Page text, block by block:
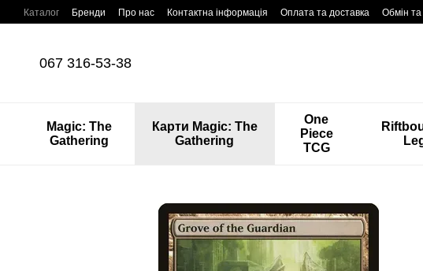
Перейти до основного контенту
Каталог Бренди Про нас Контактна інформація Оплата та доставка Обмін
067 316-53-38
Magic: The
Gathering
Карти Magic: The
Gathering
One
Piece
TCG